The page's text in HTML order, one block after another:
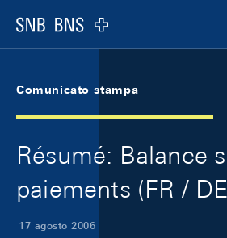
Logo
Comunicato stampa
Résumé: Balance
paiements (FR /
17 agosto 2006